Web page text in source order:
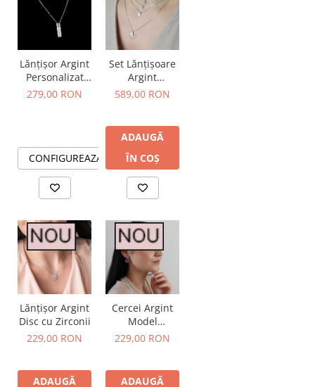
Lănțișor Argint
Personalizat
Spotify Bărbați
279,00 RON
CONFIGUREAZA
Set Lănțișoare
Argint
Personalizate
589,00 RON
ADAUGĂ
ÎN COȘ
Lănțișor Argint
Disc cu Zirconii
229,00 RON
ADAUGĂ
Cercei Argint
Model
Minimalist cu
229,00 RON
ADAUGĂ